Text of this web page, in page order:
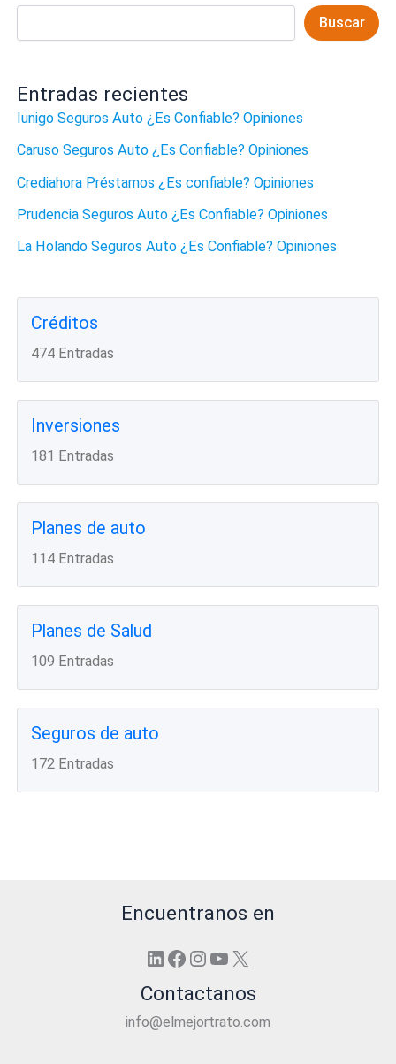
Buscar
Entradas recientes
Iunigo Seguros Auto ¿Es Confiable? Opiniones
Caruso Seguros Auto ¿Es Confiable? Opiniones
Crediahora Préstamos ¿Es confiable? Opiniones
Prudencia Seguros Auto ¿Es Confiable? Opiniones
La Holando Seguros Auto ¿Es Confiable? Opiniones
Créditos
474 Entradas
Inversiones
181 Entradas
Planes de auto
114 Entradas
Planes de Salud
109 Entradas
Seguros de auto
172 Entradas
Encuentranos en
LinkedIn
Facebook
Instagram
YouTube
X
Contactanos
info@elmejortrato.com